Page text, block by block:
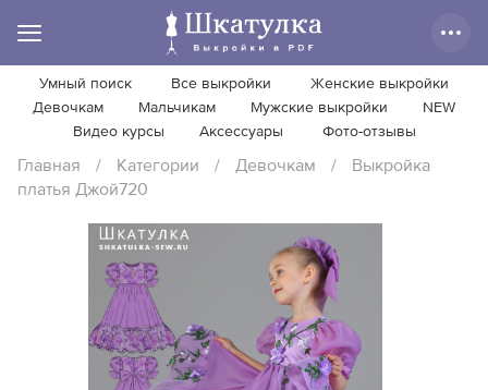
Умный поиск Все выкройки
Женские выкройки
Девочкам
Мальчикам Мужские выкройки
NEW
Видео курсы
Аксессуары Фото-отзывы
Главная / Категории / Девочкам /
Выкройка
платья Джой720